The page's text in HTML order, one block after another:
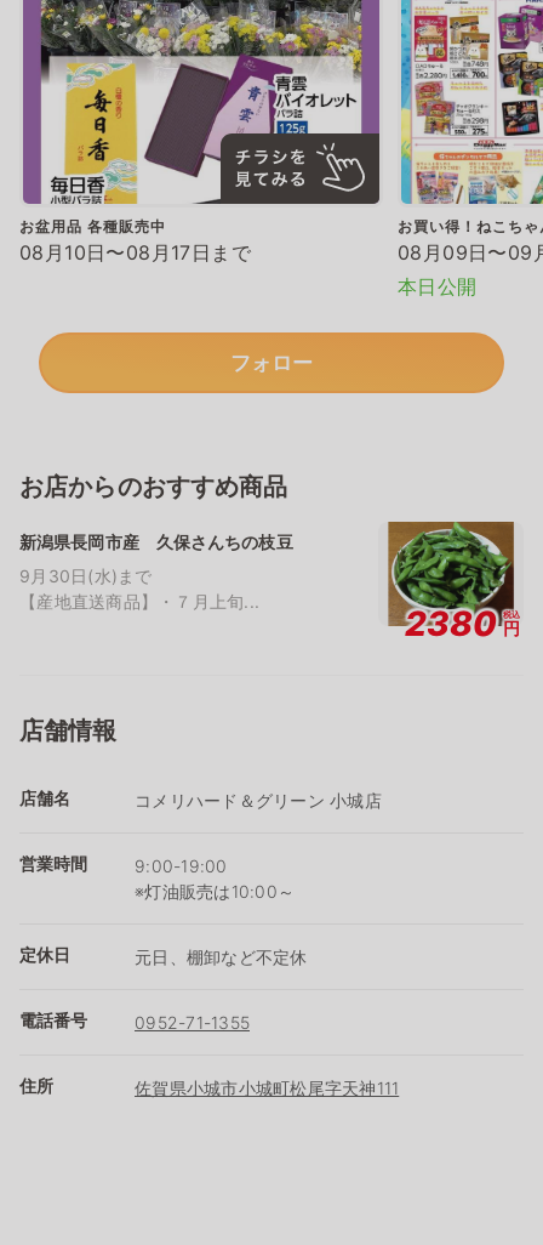
お盆用品 各種販売中
08月10日〜08月17日まで
お買い得！ねこち
08月09日〜09
本日公開
フォロー
お店からのおすすめ商品
新潟県長岡市産 久保さんちの枝豆
9月30日(水)まで
【産地直送商品】・７月上旬...
2380 税込
円
店舗情報
店舗名 コメリハード＆グリーン 小城店
営業時間
9:00-19:00
※灯油販売は10:00～
定休日 元日、棚卸など不定休
電話番号 0952-71-1355
住所 佐賀県小城市小城町松尾字天神111